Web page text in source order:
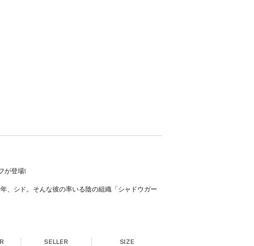
が登場!
、シド。そんな彼の率いる陰の組織「シャドウガー
SELLER SIZE